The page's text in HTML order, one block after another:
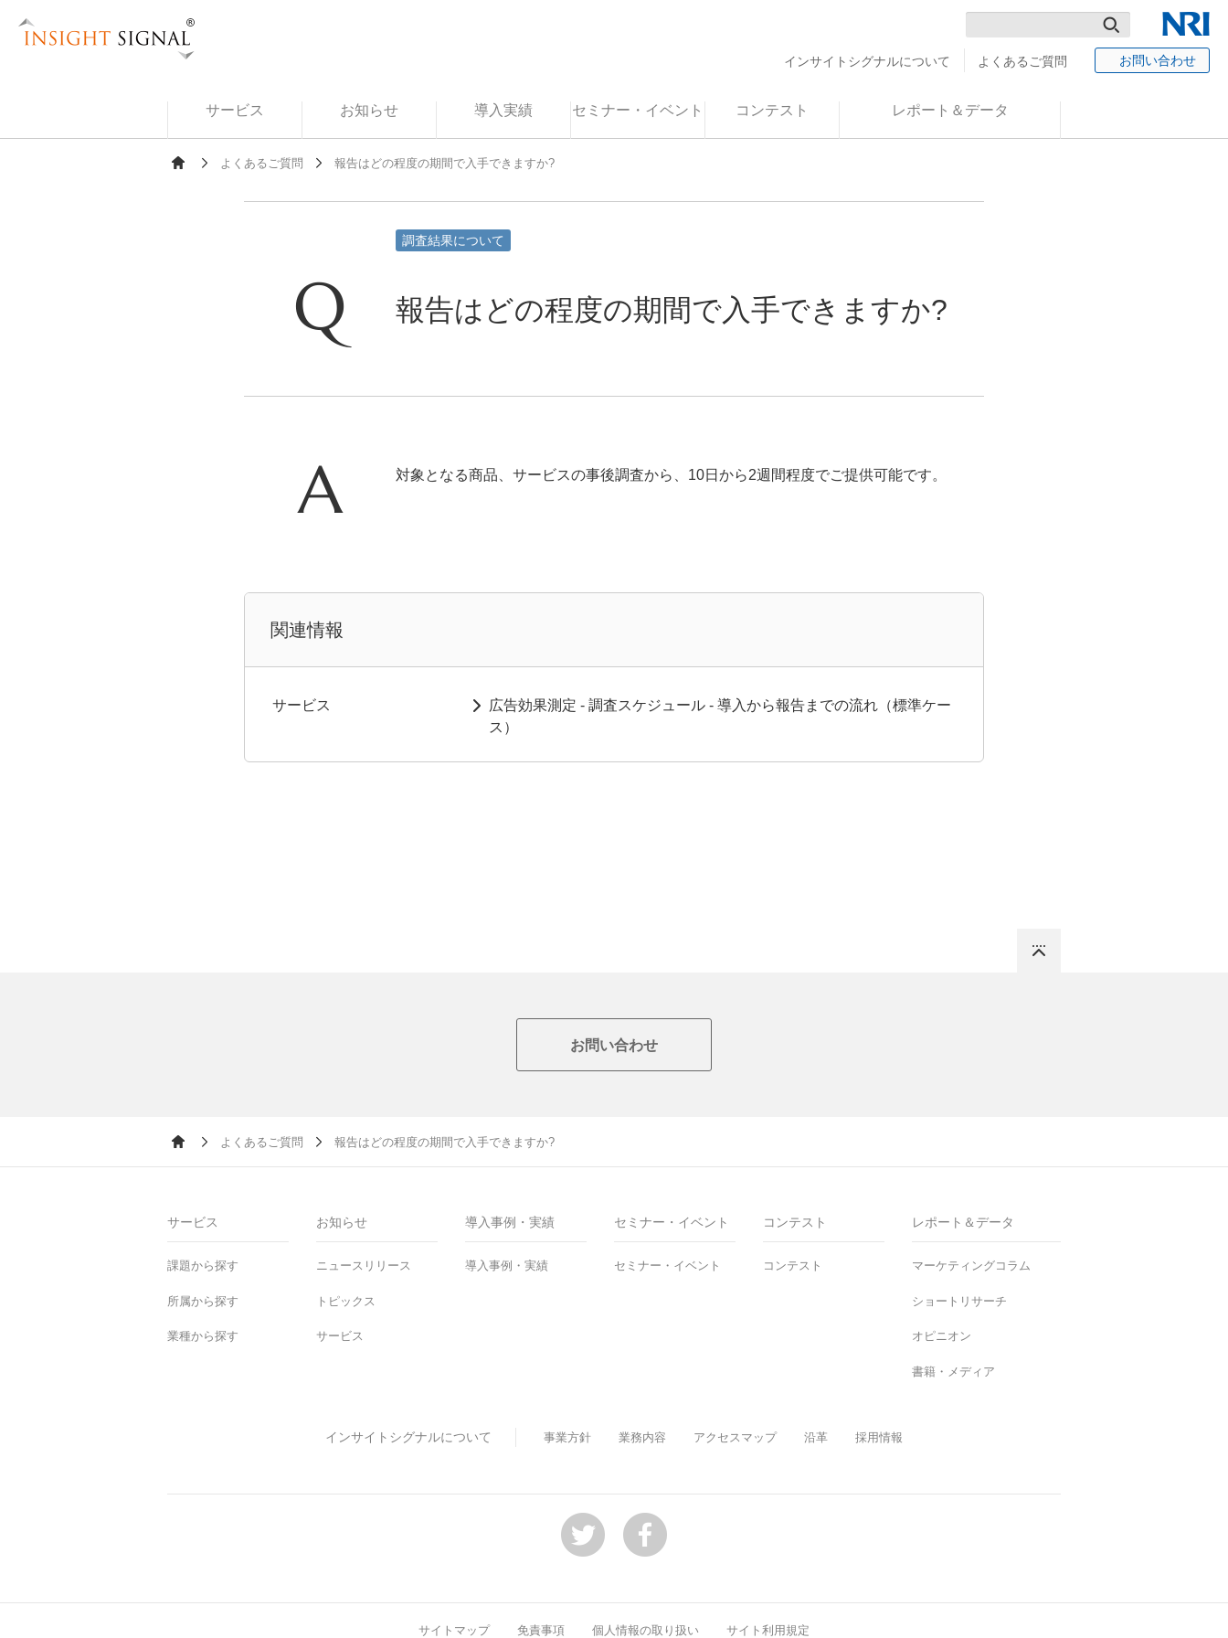
NRI
検
インサイトシグナルについて よくあるご質問 お問い合わせ
サービス お知らせ 導入実績 セミナー・イベント コンテスト レポート＆データ
よくあるご質問 報告はどの程度の期間で入手できますか?
調査結果について
報告はどの程度の期間で入手できますか?
対象となる商品、サービスの事後調査から、10日から2週間程度でご提供可能です。
関連情報
サービス
広告効果測定 - 調査スケジュール - 導入から報告までの流れ（標準ケー
ス）
お問い合わせ
よくあるご質問 報告はどの程度の期間で入手できますか?
サービス
課題から探す
所属から探す
業種から探す
お知らせ
ニュースリリース
トピックス
サービス
導入事例・実績
導入事例・実績
セミナー・イベント
セミナー・イベント
コンテスト
コンテスト
レポート＆データ
マーケティングコラム
ショートリサーチ
オピニオン
書籍・メディア
インサイトシグナルについて 事業方針 業務内容 アクセスマップ 沿革 採用情報
サイトマップ 免責事項 個人情報の取り扱い サイト利用規定